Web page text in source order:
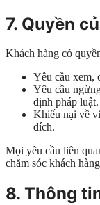
7. Quyền
Khách hàng có
Yêu cầu xem,
Yêu cầu
định pháp luật.
Khiếu nại về
đích.
Mọi yêu cầu liên
chăm sóc khách
8. Thông